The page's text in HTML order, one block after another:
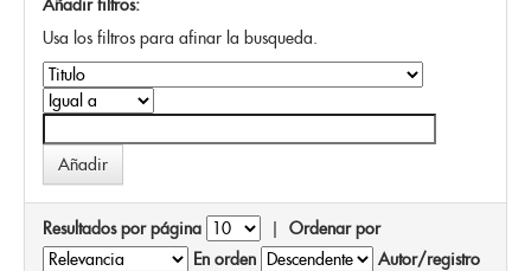
Usa los filtros para afinar la busqueda.
Resultados por página | Ordenar por
En orden
Autor/registro